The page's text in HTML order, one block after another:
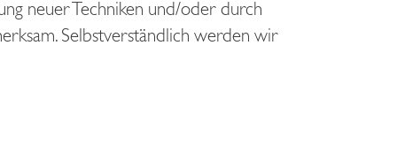
neuer Techniken und/oder durch
Selbstverständlich werden wir